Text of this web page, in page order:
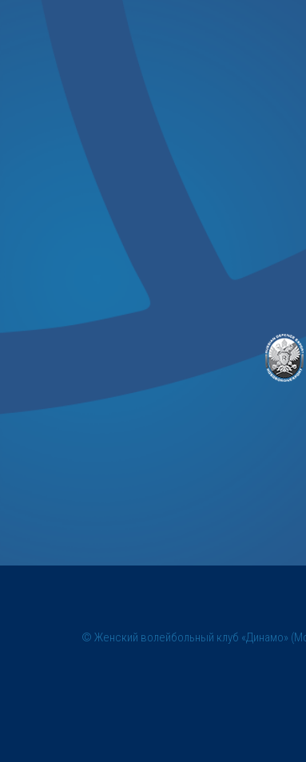
© Женский волейбольный клуб «Динамо»